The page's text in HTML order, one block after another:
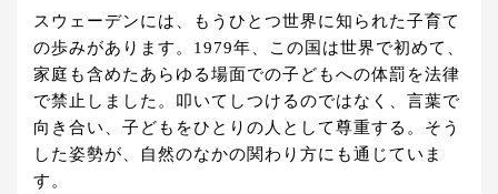
スウェーデンには、もうひとつ世界に知られた子育て
の歩みがあります。1979年、この国は世界で初めて、
家庭も含めたあらゆる場面での子どもへの体罰を法律
で禁止しました。叩いてしつけるのではなく、言葉で
向き合い、子どもをひとりの人として尊重する。そう
した姿勢が、自然のなかの関わり方にも通じていま
す。